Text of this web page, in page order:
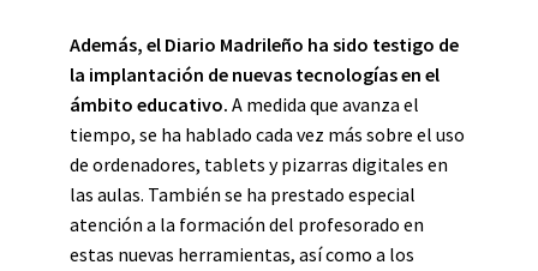
Además, el Diario Madrileño ha sido testigo de
la implantación de nuevas tecnologías en el
ámbito educativo. A medida que avanza el
tiempo, se ha hablado cada vez más sobre el uso
de ordenadores, tablets y pizarras digitales en
las aulas. También se ha prestado especial
atención a la formación del profesorado en
estas nuevas herramientas, así como a los